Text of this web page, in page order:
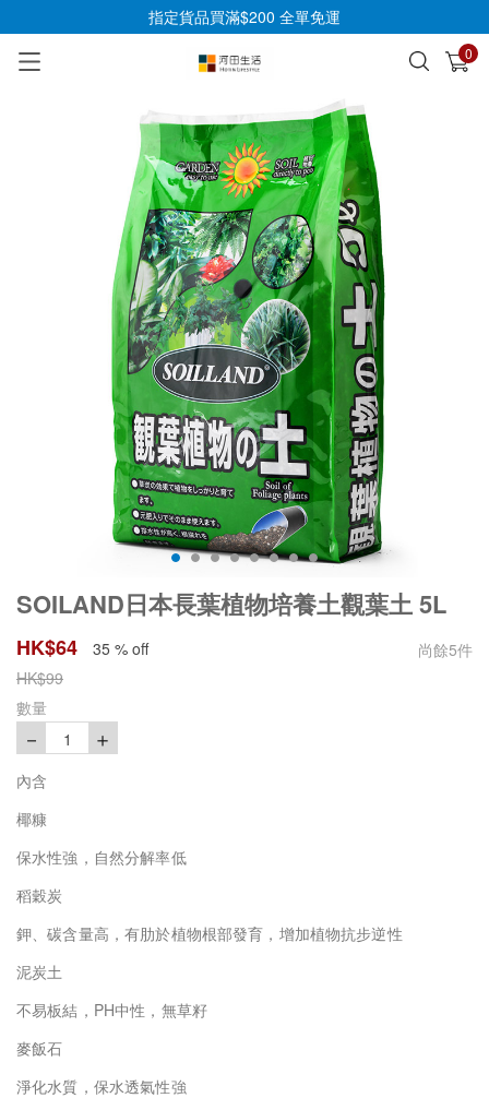
指定貨品買滿$200 全單免運
0
已加入購物車 查看
SOILAND日本長葉植物培養土觀葉土 5L
HK$64 35 % off 尚餘5件
HK$99
數量
－ 1 ＋
內含
椰糠
保水性強，自然分解率低
稻穀炭
鉀、碳含量高，有肋於植物根部發育，增加植物抗步逆性
泥炭土
不易板結， PH中性，無草籽
麥飯石
淨化水質，保水透氣性強